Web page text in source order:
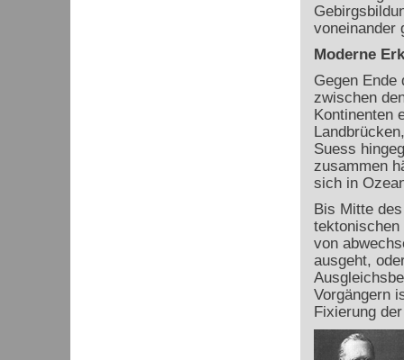
voneinander
Moderne
Gegen Ende
zwischen
Kontinenten
Suess
zusammen
sich in
Bis Mitte
tektonischen
von
ausgeht,
Vorgängern
Fixierung